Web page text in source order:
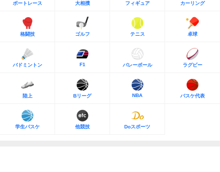
ボートレース 大相撲 フィギュア カーリング
格闘技 ゴルフ テニス 卓球
バドミントン F1 バレーボール ラグビー
陸上 Bリーグ NBA バスケ代表
学生バスケ 他競技 Doスポーツ